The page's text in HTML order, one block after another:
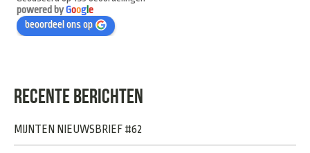
powered byGooge
beoordeel ons op
RECENTE BERICHTEN
MIJNTEN NIEUWSBRIEF #62